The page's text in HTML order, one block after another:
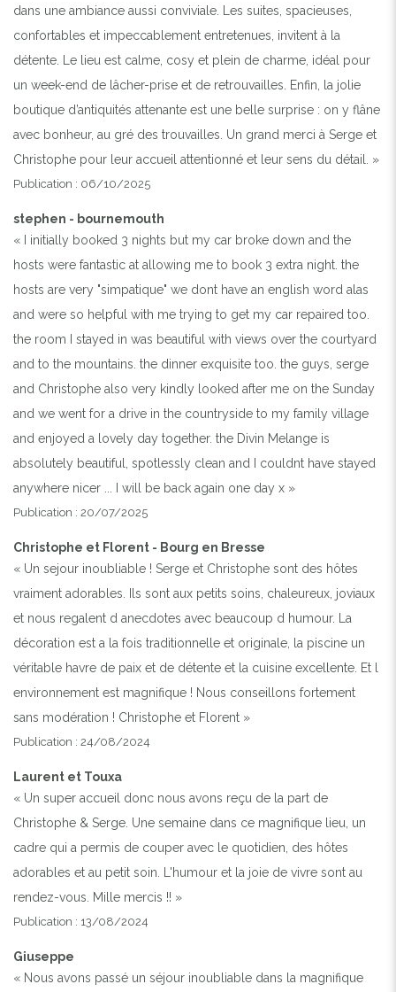
dans une ambiance aussi conviviale. Les suites, spacieuses,
confortables et impeccablement entretenues, invitent à la
détente. Le lieu est calme, cosy et plein de charme, idéal pour
un week-end de lâcher-prise et de retrouvailles. Enfin, la jolie
boutique d’antiquités attenante est une belle surprise : on y flâne
avec bonheur, au gré des trouvailles. Un grand merci à Serge et
Christophe pour leur accueil attentionné et leur sens du détail. »
Publication : 06/10/2025
stephen - bournemouth
« I initially booked 3 nights but my car broke down and the
hosts were fantastic at allowing me to book 3 extra night. the
hosts are very "simpatique" we dont have an english word alas
and were so helpful with me trying to get my car repaired too.
the room I stayed in was beautiful with views over the courtyard
and to the mountains. the dinner exquisite too. the guys, serge
and Christophe also very kindly looked after me on the Sunday
and we went for a drive in the countryside to my family village
and enjoyed a lovely day together. the Divin Melange is
absolutely beautiful, spotlessly clean and I couldnt have stayed
anywhere nicer ... I will be back again one day x »
Publication : 20/07/2025
Christophe et Florent - Bourg en Bresse
« Un sejour inoubliable ! Serge et Christophe sont des hôtes
vraiment adorables. Ils sont aux petits soins, chaleureux, joviaux
et nous regalent d anecdotes avec beaucoup d humour. La
décoration est a la fois traditionnelle et originale, la piscine un
véritable havre de paix et de détente et la cuisine excellente. Et l
environnement est magnifique ! Nous conseillons fortement
sans modération ! Christophe et Florent »
Publication : 24/08/2024
Laurent et Touxa
« Un super accueil donc nous avons reçu de la part de
Christophe & Serge. Une semaine dans ce magnifique lieu, un
cadre qui a permis de couper avec le quotidien, des hôtes
adorables et au petit soin. L'humour et la joie de vivre sont au
rendez-vous. Mille mercis !! »
Publication : 13/08/2024
Giuseppe
« Nous avons passé un séjour inoubliable dans la magnifique